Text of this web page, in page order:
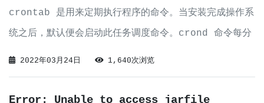
crontab 是用来定期执行程序的命令。当安装完成操作系
统之后，默认便会启动此任务调度命令。crond 命令每分
钟会定期检查是否有要执行的工作，如果有要执行的工作便
会自动执行该工作。查看已部署的定时任务crontab -l
此命令会列出当前用户下部
2022年03月24日 1,640次浏览
Error: Unable to access jarfile